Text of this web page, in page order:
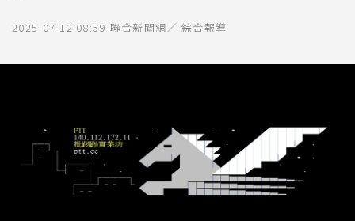
2025-07-12 08:59 聯合新聞網／ 綜合報導